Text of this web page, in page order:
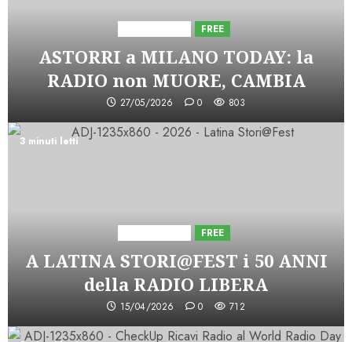
FREE
ASTORRI a MILANO TODAY: la
RADIO non MUORE, CAMBIA
27/05/2026 0 803
3 minuti letti
FREE
A LATINA STORI@FEST i 50 ANNI
della RADIO LIBERA
15/04/2026 0 712